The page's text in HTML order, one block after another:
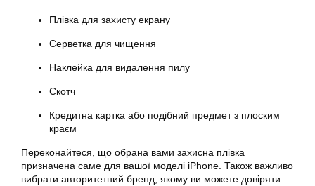
Плівка для захисту екрану
Серветка для чищення
Наклейка для видалення пилу
Скотч
Кредитна картка або подібний предмет з плоским
краєм
Переконайтеся, що обрана вами захисна плівка
призначена саме для вашої моделі iPhone. Також важливо
вибрати авторитетний бренд, якому ви можете довіряти.